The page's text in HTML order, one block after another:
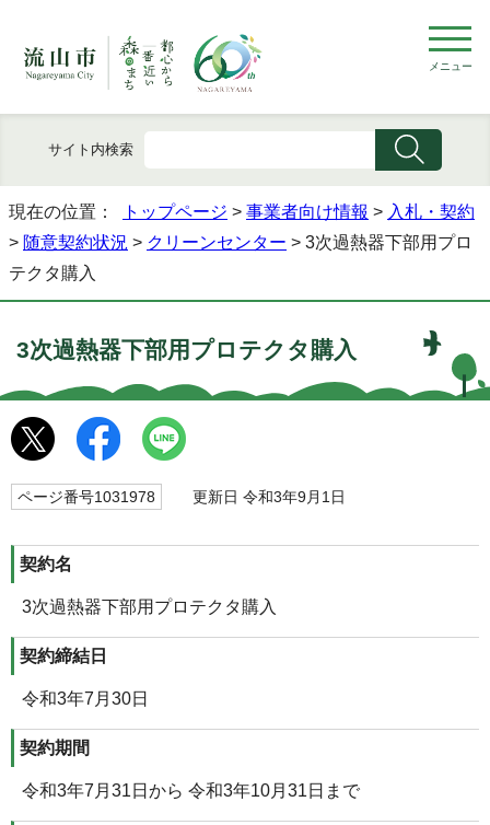
メニュー
サイト内検索
現在の位置： トップページ > 事業者向け情報 > 入札・契約
> 随意契約状況 > クリーンセンター > 3次過熱器下部用プロ
テクタ購入
3次過熱器下部用プロテクタ購入
ページ番号1031978 更新日 令和3年9月1日
契約名
3次過熱器下部用プロテクタ購入
契約締結日
令和3年7月30日
契約期間
令和3年7月31日から 令和3年10月31日まで